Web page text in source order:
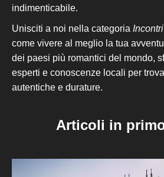
indimenticabile.
Unisciti a noi nella categoria
come vivere al meglio la tua
dei paesi più romantici del mondo,
esperti e conoscenze locali per
autentiche e durature.
Articoli in